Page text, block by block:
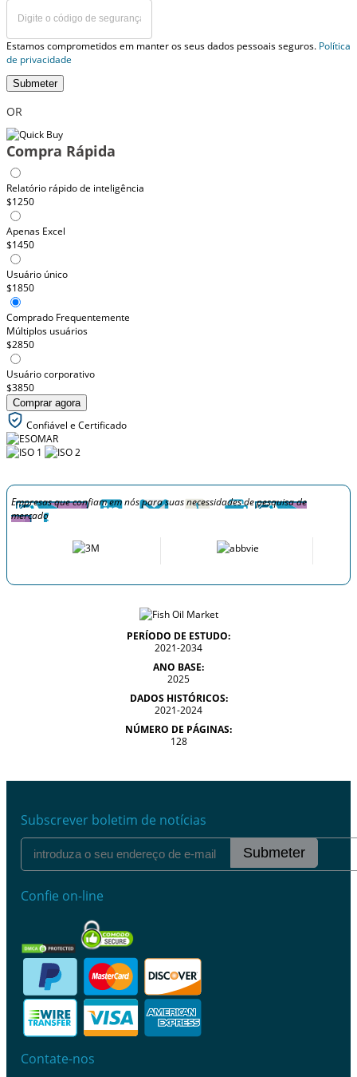
Estamos comprometidos em manter os seus dados pessoais seguros. Política
de privacidade
Submeter
OR
Compra Rápida
Relatório rápido de inteligência
$1250
Apenas Excel
$1450
Usuário único
$1850
Comprado Frequentemente
Múltiplos usuários
$2850
Usuário corporativo
$3850
Comprar agora
Confiável e Certificado
Empresas que confiam em nós para suas necessidades de pesquisa de
mercado
PERÍODO DE ESTUDO:
2021-2034
ANO BASE:
2025
DADOS HISTÓRICOS:
2021-2024
NÚMERO DE PÁGINAS:
128
Subscrever boletim de notícias
Submeter
Confie on-line
Contate-nos